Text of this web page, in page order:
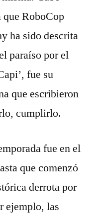
que RoboCop
ha sido descrita
paraíso por el
fue su
que escribieron
cumplirlo.
fue en el
que comenzó
derrota por
ejemplo, las